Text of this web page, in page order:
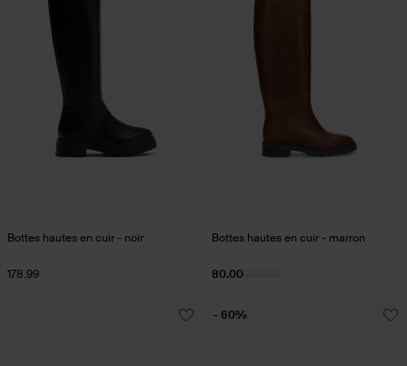
Bottes hautes en cuir - noir
178.99
Bottes hautes en cuir - marron
80.00
- 60%